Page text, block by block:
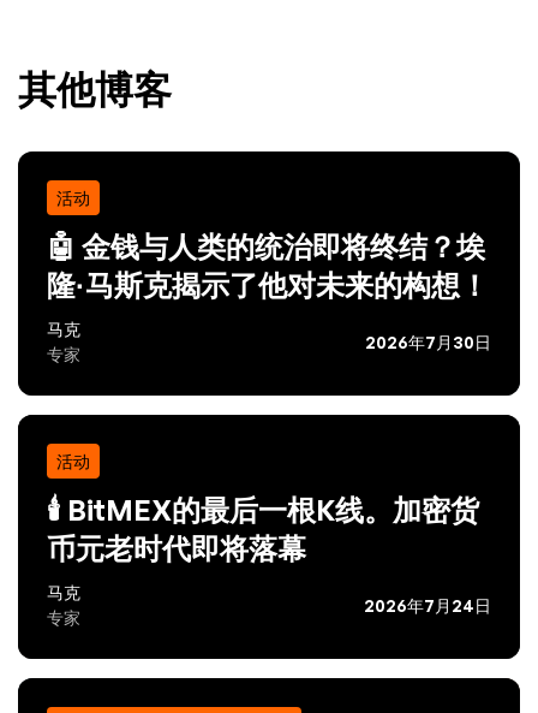
其他博客
活动
🤖 金钱与人类的统治即将终结？埃
隆·马斯克揭示了他对未来的构想！
马克
专家
2026年7月30日
活动
🕯️ BitMEX的最后一根K线。加密货
币元老时代即将落幕
马克
专家
2026年7月24日